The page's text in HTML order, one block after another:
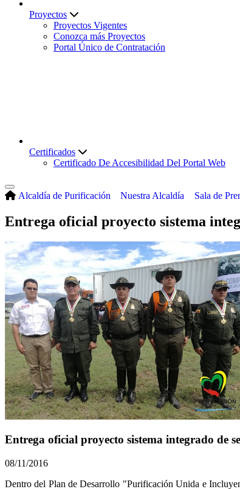
Proyectos
Proyectos Vigentes
Conozca más Proyectos
Portal Único de Contratación
Certificados
Certificado De Accesibilidad Del Portal Web
Alcaldía de Purificación Nuestra Alcaldía Sala de
Entrega oficial proyecto sistema
Entrega oficial proyecto sistema integrado de
08/11/2016
​Dentro del Plan de Desarrollo "Purificación Unida e